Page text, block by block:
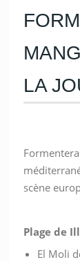
LA
scène
Plage de
El Moli